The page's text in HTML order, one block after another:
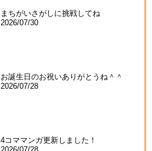
まちがいさがしに挑戦してね
2026/07/30
お誕生日のお祝いありがとうね＾＾
2026/07/28
4コママンガ更新しました！